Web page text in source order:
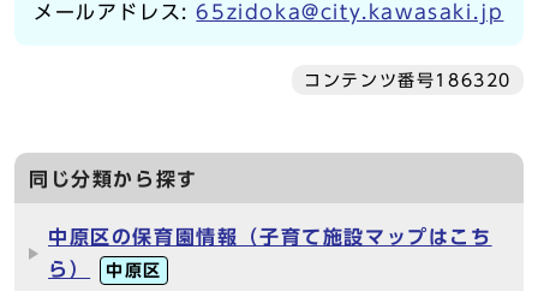
メールアドレス:65zidoka@city.kawasaki.jp
コンテンツ番号186320
同じ分類から探す
中原区の保育園情報（子育て施設マップはこち
ら）
中原区